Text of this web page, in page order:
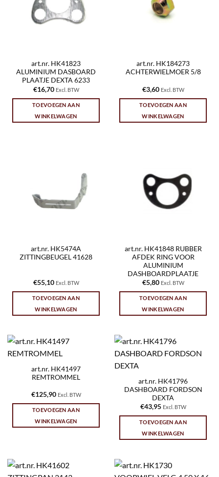
art.nr. HK41823
ALUMINIUM DASBOARD
PLAATJE DEXTA 6233
€16,70 Excl. BTW
TOEVOEGEN AAN
WINKELWAGEN
art.nr. HK184273
ACHTERWIELMOER 5/8
€3,60 Excl. BTW
TOEVOEGEN AAN
WINKELWAGEN
art.nr. HK5474A
ZITTINGBEUGEL 41628
€55,10 Excl. BTW
TOEVOEGEN AAN
WINKELWAGEN
art.nr. HK41848 RUBBER
AFDEK RING VOOR
ALUMINIUM
DASHBOARDPLAATJE
€5,80 Excl. BTW
TOEVOEGEN AAN
WINKELWAGEN
art.nr. HK41497
REMTROMMEL
€125,90 Excl. BTW
TOEVOEGEN AAN
WINKELWAGEN
art.nr. HK41796
DASHBOARD FORDSON
DEXTA
€43,95 Excl. BTW
TOEVOEGEN AAN
WINKELWAGEN